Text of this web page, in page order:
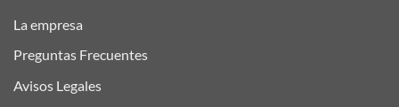
La empresa
Preguntas Frecuentes
Avisos Legales